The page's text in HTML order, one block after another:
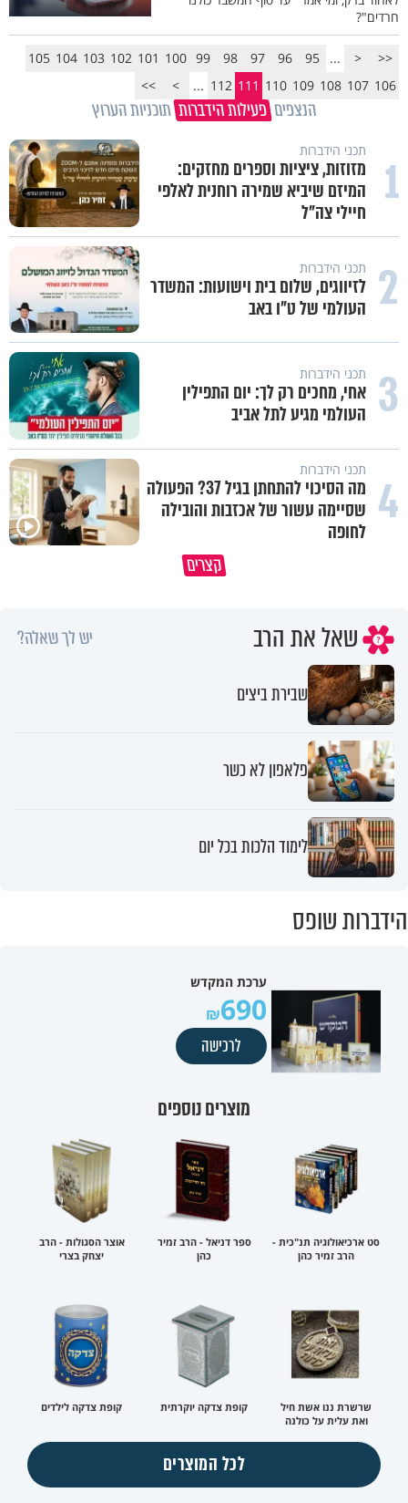
חרדים"?
<<
<
...
95
96
97
98
99
100
101
102
103
104
105
106
107
108
109
110
111
112
...
>
>>
הנצפים פעילות הידברות תוכניות הערוץ
1 תכני הידברות
מזוזות, ציציות וספרים מחזקים:
המיזם שיביא שמירה רוחנית לאלפי
חיילי צה"ל
2 תכני הידברות
לזיווגים, שלום בית וישועות: המשדר
העולמי של ט"ו באב
3 תכני הידברות
אחי, מחכים רק לך: יום התפילין
העולמי מגיע לתל אביב
4 תכני הידברות
מה הסיכוי להתחתן בגיל 37? הפעולה
שסיימה עשור של אכזבות והובילה
לחופה
קצריםהמתכון לכל הברכות והשפע בעולם
שאל את הרב יש לך שאלה?
שבירת ביצים
פלאפון לא כשר
לימוד הלכות בכל יום
הידברות שופס
ערכת המקדש
690
לרכישה
מוצרים נוספים
סט ארכיאולוגיה תנ"כית -
הרב זמיר כהן
ספר דניאל - הרב זמיר
כהן
אוצר הסגולות - הרב
יצחק בצרי
שרשרת ננו אשת חיל
ואת עלית על כולנה
קופת צדקה יוקרתית קופת צדקה לילדים
לכל המוצרים